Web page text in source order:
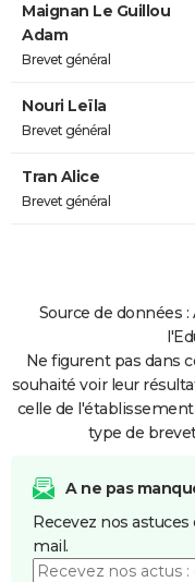
Maignan Le Guillou
Adam
Brevet général
Nouri Leïla
Brevet général
Tran Alice
Brevet général
Source de données
Ne figurent pas dans
souhaité voir leur
celle de
type de
A ne pas
Recevez nos
mail.